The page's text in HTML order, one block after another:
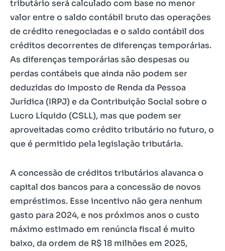
tributário será calculado com base no menor
valor entre o saldo contábil bruto das operações
de crédito renegociadas e o saldo contábil dos
créditos decorrentes de diferenças temporárias.
As diferenças temporárias são despesas ou
perdas contábeis que ainda não podem ser
deduzidas do Imposto de Renda da Pessoa
Jurídica (IRPJ) e da Contribuição Social sobre o
Lucro Líquido (CSLL), mas que podem ser
aproveitadas como crédito tributário no futuro, o
que é permitido pela legislação tributária.
A concessão de créditos tributários alavanca o
capital dos bancos para a concessão de novos
empréstimos. Esse incentivo não gera nenhum
gasto para 2024, e nos próximos anos o custo
máximo estimado em renúncia fiscal é muito
baixo, da ordem de R$ 18 milhões em 2025,